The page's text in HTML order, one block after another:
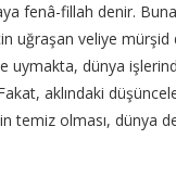
fenâ-fillah denir.
uğraşan veliye mürşid
dünya
aklındaki
temiz olması, dünya